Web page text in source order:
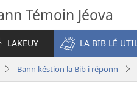
Témoin Jéova
LAKEUY
LA BIB LÉ
Bann késtion la Bib i réponn